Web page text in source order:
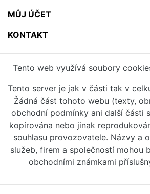
MŮJ ÚČET
KONTAKT
Tento web využívá soubory
Tento server je jak v části tak v
Žádná část tohoto webu (texty,
obchodní podmínky ani další části
kopírována nebo jinak
souhlasu provozovatele. Názvy a
služeb, firem a společností mohou
obchodními známkami